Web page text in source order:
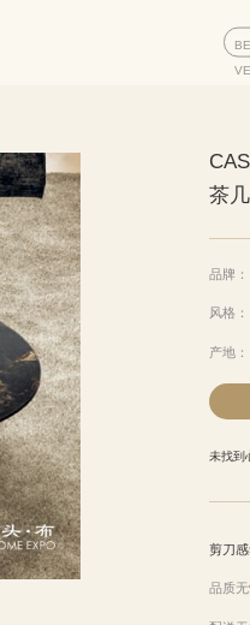
茶几
品牌：
风格：
产地：
未找到
剪刀
品质无